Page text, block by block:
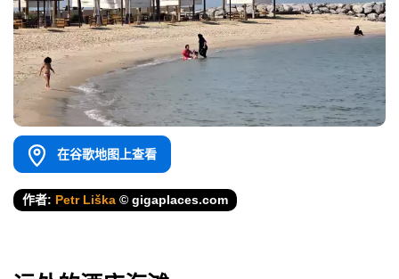
在谷歌地图上查看
作者: Petr Liška © gigaplaces.com